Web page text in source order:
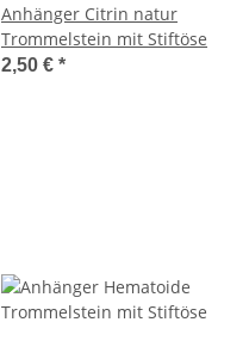
Anhänger Citrin natur
Trommelstein mit Stiftöse
2,50 € *